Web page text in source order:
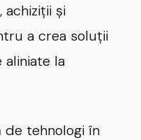
achiziții și
a crea soluții
la
de tehnologi în